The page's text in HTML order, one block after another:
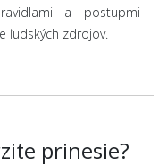
a postupmi
ľudských zdrojov.
prinesie?